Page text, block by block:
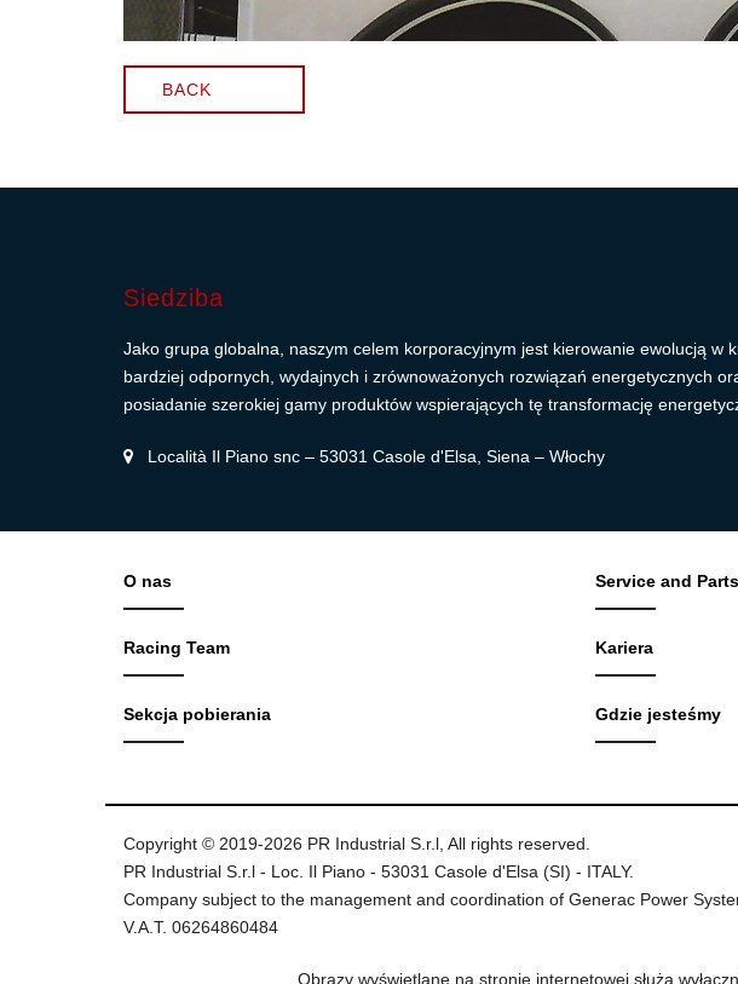
BACK
Siedziba
Jako grupa globalna, naszym celem korporacyjnym jest kierowanie ewolucją w
bardziej odpornych, wydajnych i zrównoważonych rozwiązań energetycznych
posiadanie szerokiej gamy produktów wspierających tę transformację
Località Il Piano snc – 53031 Casole d'Elsa, Siena – Włochy
O nas
Racing Team
Sekcja pobierania
Service and Parts
Kariera
Gdzie jesteśmy
Copyright © 2019-2026 PR Industrial S.r.l, All rights reserved.
PR Industrial S.r.l - Loc. Il Piano - 53031 Casole d'Elsa (SI) - ITALY.
Company subject to the management and coordination of Generac Power
V.A.T. 06264860484
Obrazy wyświetlane na stronie internetowej służą